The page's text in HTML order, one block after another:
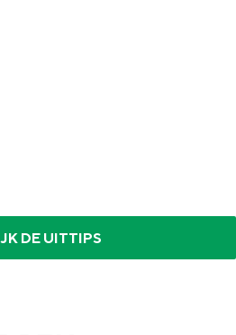
DE UITTIPS